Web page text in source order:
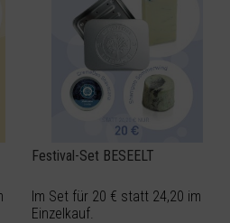
Festival-Set BESEELT
Im Set für 20 € statt 24,20 im
Einzelkauf.